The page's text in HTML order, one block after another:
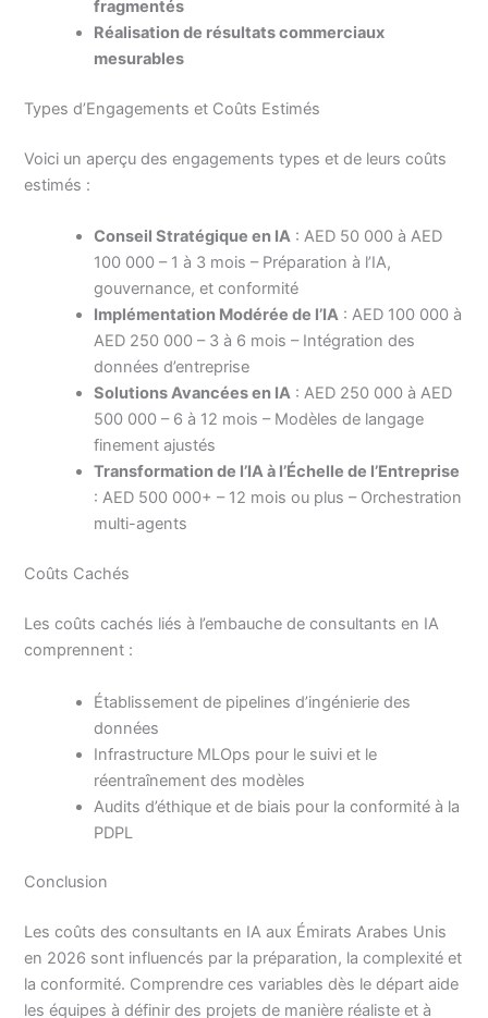
fragmentés
Réalisation de résultats commerciaux
mesurables
Types d’Engagements et Coûts Estimés
Voici un aperçu des engagements types et de leurs coûts
estimés :
Conseil Stratégique en IA : AED 50 000 à AED
100 000 – 1 à 3 mois – Préparation à l’IA,
gouvernance, et conformité
Implémentation Modérée de l’IA : AED 100 000 à
AED 250 000 – 3 à 6 mois – Intégration des
données d’entreprise
Solutions Avancées en IA : AED 250 000 à AED
500 000 – 6 à 12 mois – Modèles de langage
finement ajustés
Transformation de l’IA à l’Échelle de l’Entreprise
: AED 500 000+ – 12 mois ou plus – Orchestration
multi-agents
Coûts Cachés
Les coûts cachés liés à l’embauche de consultants en IA
comprennent :
Établissement de pipelines d’ingénierie des
données
Infrastructure MLOps pour le suivi et le
réentraînement des modèles
Audits d’éthique et de biais pour la conformité à la
PDPL
Conclusion
Les coûts des consultants en IA aux Émirats Arabes Unis
en 2026 sont influencés par la préparation, la complexité et
la conformité. Comprendre ces variables dès le départ aide
les équipes à définir des projets de manière réaliste et à